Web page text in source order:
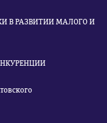
В РАЗВИТИИ МАЛОГО И